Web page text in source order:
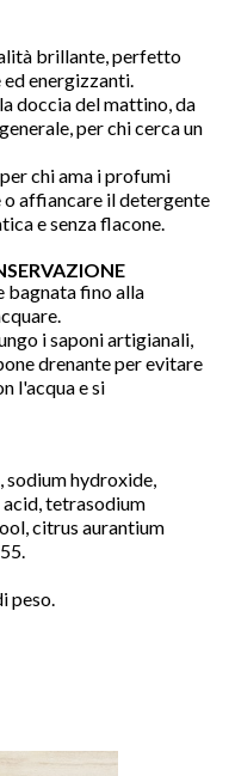
brillante, perfetto
energizzanti.
doccia del mattino, da
per chi cerca un
chi ama i profumi
affiancare il detergente
e senza flacone.
bagnata fino alla
i saponi artigianali,
drenante per evitare
l'acqua e si
hydroxide,
tetrasodium
citrus aurantium
peso.